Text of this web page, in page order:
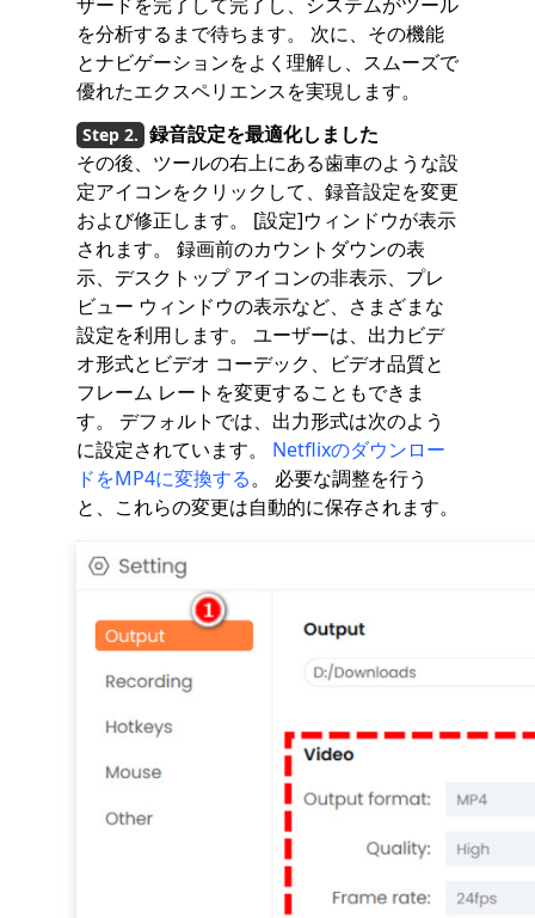
を分析するまで待ちます。 次に、その機能
とナビゲーションをよく理解し、スムーズで
優れたエクスペリエンスを実現します。
録音設定を最適化しました
その後、ツールの右上にある歯車のような設
定アイコンをクリックして、録音設定を変更
および修正します。 [設定]ウィンドウが表示
されます。 録画前のカウントダウンの表
示、デスクトップ アイコンの非表示、プレ
ビュー ウィンドウの表示など、さまざまな
設定を利用します。 ユーザーは、出力ビデ
オ形式とビデオ コーデック、ビデオ品質と
フレーム レートを変更することもできま
す。 デフォルトでは、出力形式は次のよう
に設定されています。 Netflixのダウンロー
ドをMP4に変換する。 必要な調整を行う
と、これらの変更は自動的に保存されます。